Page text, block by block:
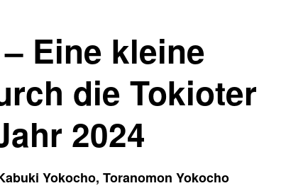
Eine kleine
die Tokioter
2024
Yokocho, Toranomon Yokocho